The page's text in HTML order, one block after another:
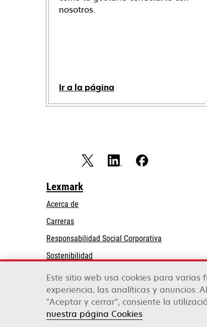
nosotros.
Ir a la página
Lexmark
Acerca de
Carreras
Responsabilidad Social Corporativa
en
una
pestaña
nueva
Sostenibilidad
Partners de Lexmark
Lexmark International, Inc., una empresa
©2026 Todos los derechos reservados.
Este sitio web usa cookies para varias
experiencia, las analíticas y anuncios.
"Aceptar y cerrar", consiente la
nuestra página Cookies